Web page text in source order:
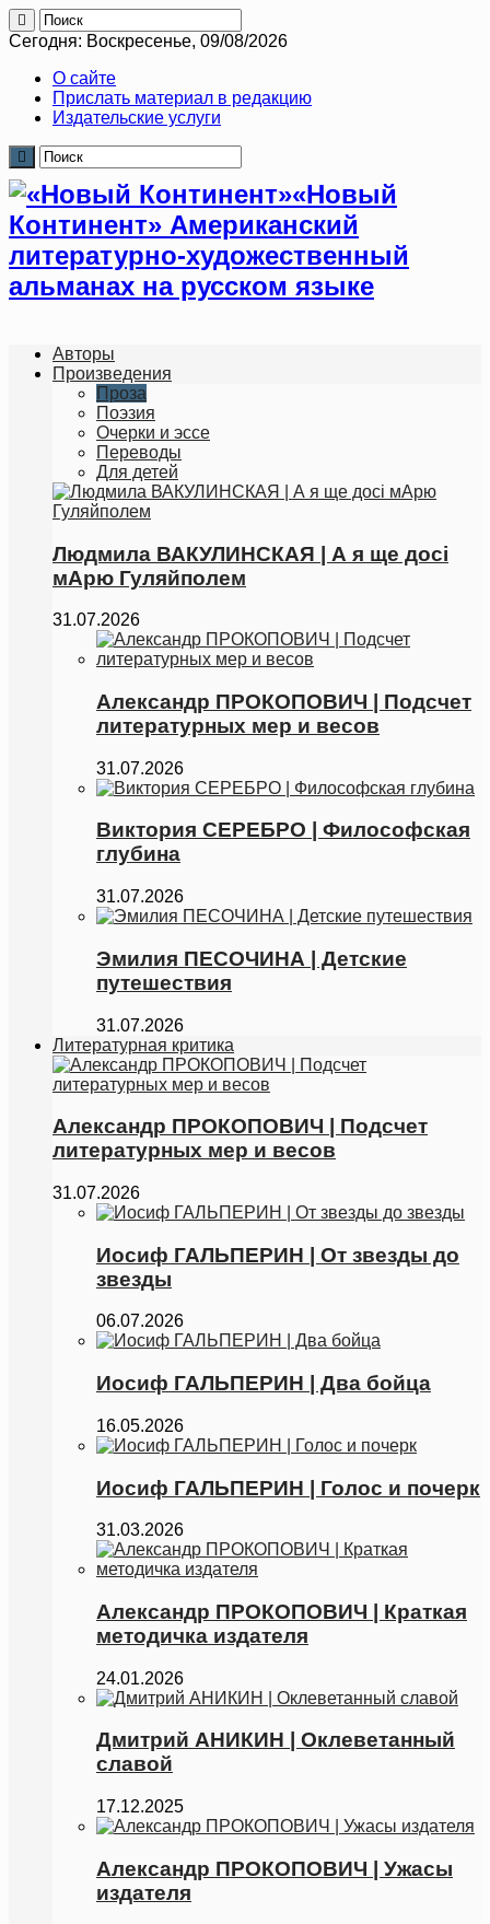
Сегодня: Воскресенье, 09/08/2026
О сайте
Прислать материал в редакцию
Издательские услуги
«Новый
Континент» Американский
литературно-художественный
альманах на русском языке
Авторы
Произведения
Проза
Поэзия
Очерки и эссе
Переводы
Для детей
Людмила ВАКУЛИНСКАЯ | А я ще досі
мАрю Гуляйполем
31.07.2026
Александр ПРОКОПОВИЧ | Подсчет
литературных мер и весов
31.07.2026
Виктория СЕРЕБРО | Философская
глубина
31.07.2026
Эмилия ПЕСОЧИНА | Детские
путешествия
31.07.2026
Литературная критика
Александр ПРОКОПОВИЧ | Подсчет
литературных мер и весов
31.07.2026
Иосиф ГАЛЬПЕРИН | От звезды до
звезды
06.07.2026
Иосиф ГАЛЬПЕРИН | Два бойца
16.05.2026
Иосиф ГАЛЬПЕРИН | Голос и почерк
31.03.2026
Александр ПРОКОПОВИЧ | Краткая
методичка издателя
24.01.2026
Дмитрий АНИКИН | Оклеветанный
славой
17.12.2025
Александр ПРОКОПОВИЧ | Ужасы
издателя